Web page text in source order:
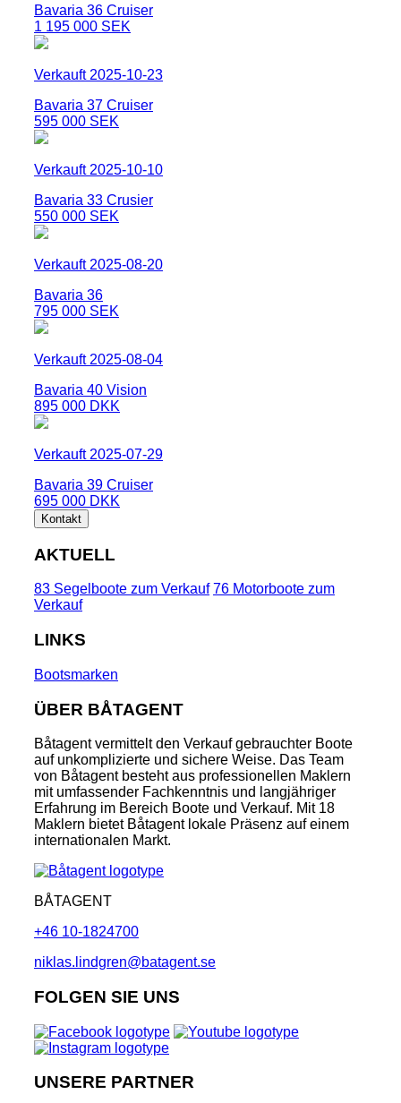
Bavaria 36 Cruiser
1 195 000 SEK
Verkauft 2025-10-23
Bavaria 37 Cruiser
595 000 SEK
Verkauft 2025-10-10
Bavaria 33 Crusier
550 000 SEK
Verkauft 2025-08-20
Bavaria 36
795 000 SEK
Verkauft 2025-08-04
Bavaria 40 Vision
895 000 DKK
Verkauft 2025-07-29
Bavaria 39 Cruiser
695 000 DKK
Kontakt
AKTUELL
83 Segelboote zum Verkauf 76 Motorboote zum
Verkauf
LINKS
Bootsmarken
ÜBER BÅTAGENT
Båtagent vermittelt den Verkauf gebrauchter Boote
auf unkomplizierte und sichere Weise. Das Team
von Båtagent besteht aus professionellen Maklern
mit umfassender Fachkenntnis und langjähriger
Erfahrung im Bereich Boote und Verkauf. Mit 18
Maklern bietet Båtagent lokale Präsenz auf einem
internationalen Markt.
BÅTAGENT
+46 10-1824700
niklas.lindgren@batagent.se
FOLGEN SIE UNS
UNSERE PARTNER